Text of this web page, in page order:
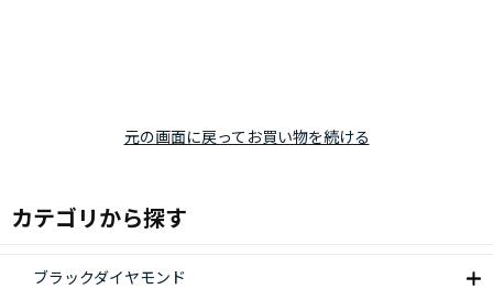
元の画面に戻ってお買い物を続ける
カテゴリから探す
ブラックダイヤモンド